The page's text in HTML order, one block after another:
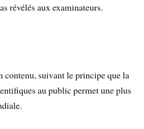
révélés aux examinateurs.
contenu, suivant le principe que la
au public permet une plus